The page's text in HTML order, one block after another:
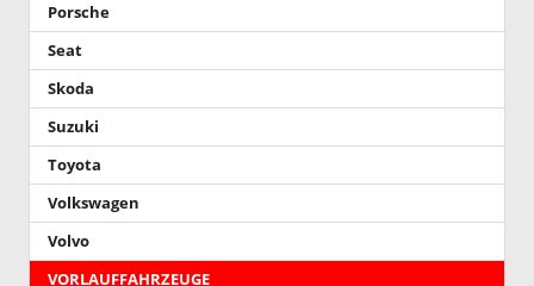
Porsche
Seat
Skoda
Suzuki
Toyota
Volkswagen
Volvo
VORLAUFFAHRZEUGE